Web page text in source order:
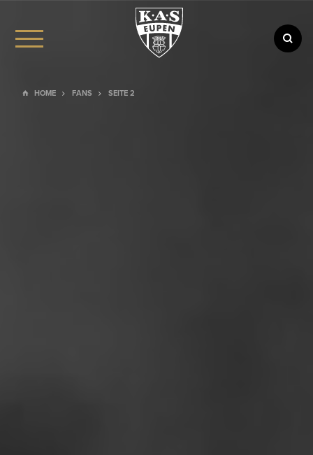
HOME FANS SEITE 2